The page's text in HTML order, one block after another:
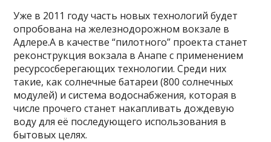
Уже в 2011 году часть новых технологий будет
опробована на железнодорожном вокзале в
Адлере.А в качестве “пилотного” проекта станет
реконструкция вокзала в Анапе с применением
ресурсосберегающих технологии. Среди них
такие, как солнечные батареи (800 солнечных
модулей) и система водоснабжения, которая в
числе прочего станет накапливать дождевую
воду для её последующего использования в
бытовых целях.